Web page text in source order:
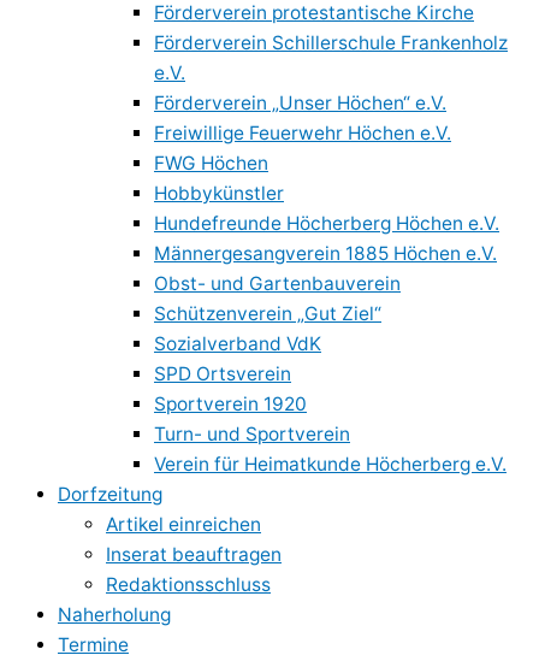
Förderverein protestantische Kirche
Förderverein Schillerschule Frankenholz
e.V.
Förderverein „Unser Höchen“ e.V.
Freiwillige Feuerwehr Höchen e.V.
FWG Höchen
Hobbykünstler
Hundefreunde Höcherberg Höchen e.V.
Männergesangverein 1885 Höchen e.V.
Obst- und Gartenbauverein
Schützenverein „Gut Ziel“
Sozialverband VdK
SPD Ortsverein
Sportverein 1920
Turn- und Sportverein
Verein für Heimatkunde Höcherberg e.V.
Dorfzeitung
Artikel einreichen
Inserat beauftragen
Redaktionsschluss
Naherholung
Termine